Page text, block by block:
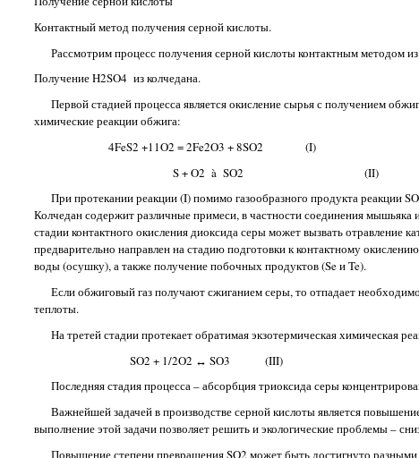
Контактный метод получения серной кислоты.
Рассмотрим процесс получения серной кислоты контактным методом
Получение H2SO4 из колчедана.
Первой стадией процесса является окисление сырья с получением
химические реакции обжига:
4FeS2 +11O2 = 2Fe2O3 + 8SO2 (I)
S + O2 à SO2 (II)
При протекании реакции (I) помимо газообразного продукта реакции
Колчедан содержит различные примеси, в частности соединения мышьяка
стадии контактного окисления диоксида серы может вызвать отравление
предварительно направлен на стадию подготовки к контактному
воды (осушку), а также получение побочных продуктов (Se и Te).
Если обжиговый газ получают сжиганием серы, то отпадает
теплоты.
На третей стадии протекает обратимая экзотермическая химическая
SO2 + 1/2O2 ↔ SO3 (III)
Последняя стадия процесса – абсорбция триоксида серы
Важнейшей задачей в производстве серной кислоты является
выполнение этой задачи позволяет решить и экологические проблемы –
Повышение степени превращения SO2 может быть достигнуто разными